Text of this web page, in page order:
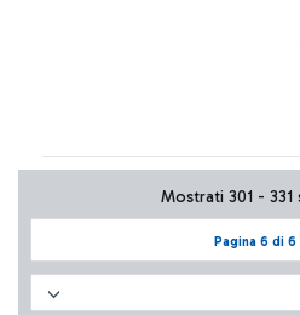
Pagina 6 di 6
Mostrati 301 - 331